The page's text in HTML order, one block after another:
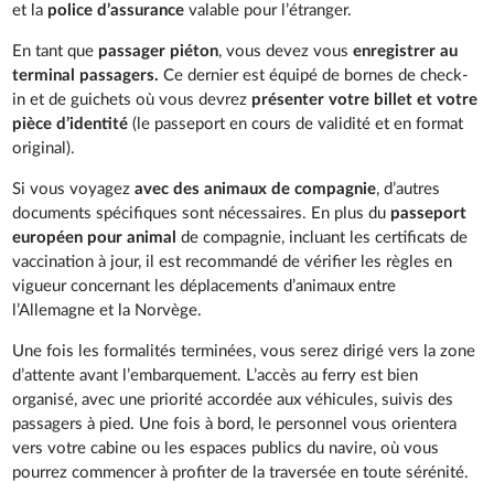
et la police d’assurancevalable pour l’étranger.
En tant que passager piéton, vous devez vousenregistrer au
terminal passagers. Ce dernier est équipé de bornes de check-
in et de guichets où vous devrez présenter votre billet et votre
pièce d’identité (le passeport en cours de validité et en format
original).
Si vous voyagezavec des animaux de compagnie, d’autres
documents spécifiques sont nécessaires. En plus du passeport
européen pour animal de compagnie, incluant les certificats de
vaccination à jour, il est recommandé de vérifier les règles en
vigueur concernant les déplacements d’animaux entre
l’Allemagne et la Norvège.
Une fois les formalités terminées, vous serez dirigé vers la zone
d’attente avant l’embarquement. L’accès au ferry est bien
organisé, avec une priorité accordée aux véhicules, suivis des
passagers à pied. Une fois à bord, le personnel vous orientera
vers votre cabine ou les espaces publics du navire, où vous
pourrez commencer à profiter de la traversée en toute sérénité.